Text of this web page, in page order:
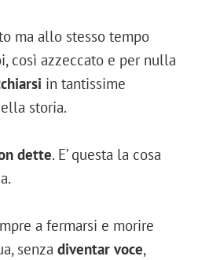
ma allo stesso tempo
così azzeccato e per nulla
in tantissime
storia.
dette. E’ questa la cosa
a fermarsi e morire
senza diventar voce,